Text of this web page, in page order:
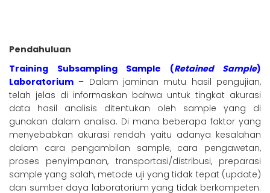
Pendahuluan
Training Subsampling Sample (Retained Sample)
Laboratorium – Dalam jaminan mutu hasil pengujian,
telah jelas di informaskan bahwa untuk tingkat akurasi
data hasil analisis ditentukan oleh sample yang di
gunakan dalam analisa. Di mana beberapa faktor yang
menyebabkan akurasi rendah yaitu adanya kesalahan
dalam cara pengambilan sample, cara pengawetan,
proses penyimpanan, transportasi/distribusi, preparasi
sample yang salah, metode uji yang tidak tepat (update)
dan sumber daya laboratorium yang tidak berkompeten.